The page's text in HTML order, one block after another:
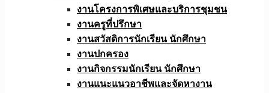
งานโครงการพิเศษและบริการชุมชน
งานครูที่ปรึกษา
งานสวัสดิการนักเรียน นักศึกษา
งานปกครอง
งานกิจกรรมนักเรียน นักศึกษา
งานแนะแนวอาชีพและจัดหางาน